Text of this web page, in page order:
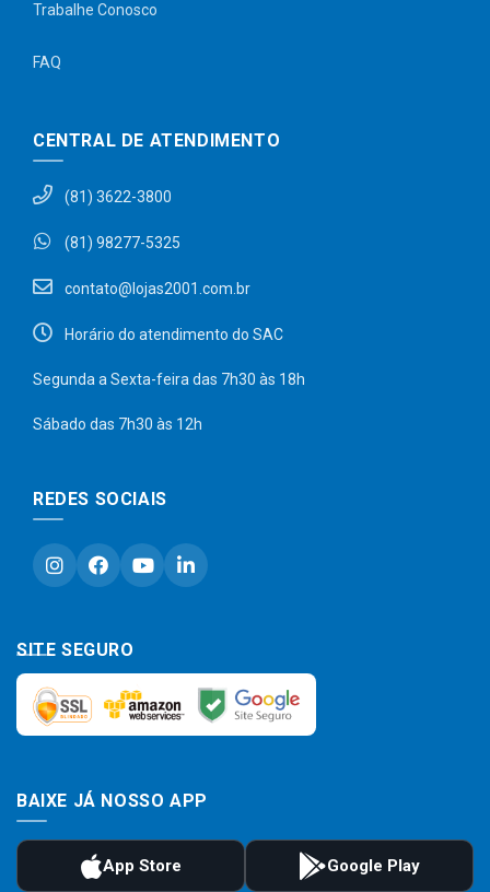
Trabalhe Conosco
FAQ
CENTRAL DE ATENDIMENTO
(81) 3622-3800
(81) 98277-5325
contato@lojas2001.com.br
Horário do atendimento do SAC
Segunda a Sexta-feira das 7h30 às 18h
Sábado das 7h30 às 12h
REDES SOCIAIS
SITE SEGURO
BAIXE JÁ NOSSO APP